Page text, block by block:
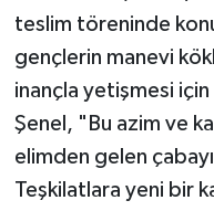
teslim töreninde
gençlerin manevi
inançla yetişmesi
Şenel, "Bu azim ve
elimden gelen
Teşkilatlara yeni bir